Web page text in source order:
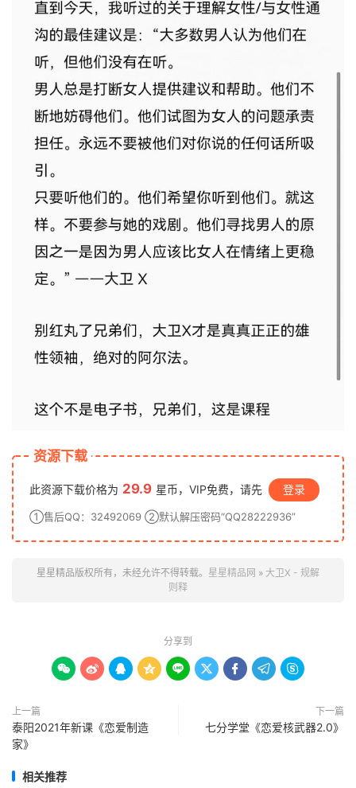
资源下载
此资源下载价格为 29.9 星币，VIP免费，请先 登录
①售后QQ：32492069 ②默认解压密码“QQ28222936”
星星精品版权所有，未经允许不得转载。 星星精品网 » 大卫X - 规解
则‬释
分享到
        
上一篇
泰阳2021年新课《恋爱制造
家》
下一篇
七分学堂《恋爱核武器2.0》
相关推荐